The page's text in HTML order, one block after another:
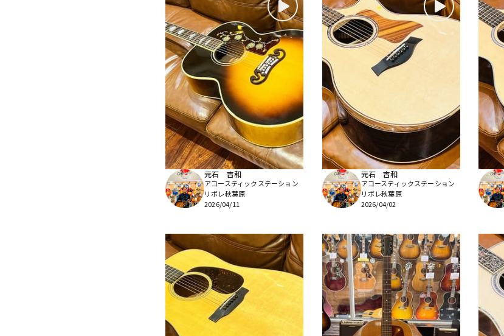
元石 吉和
アコースティックステーション
リボレ秋葉原
2026/04/11
元石 吉和
アコースティックステーション
リボレ秋葉原
2026/04/02